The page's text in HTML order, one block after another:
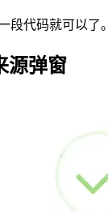
段代码就可以了。
源弹窗